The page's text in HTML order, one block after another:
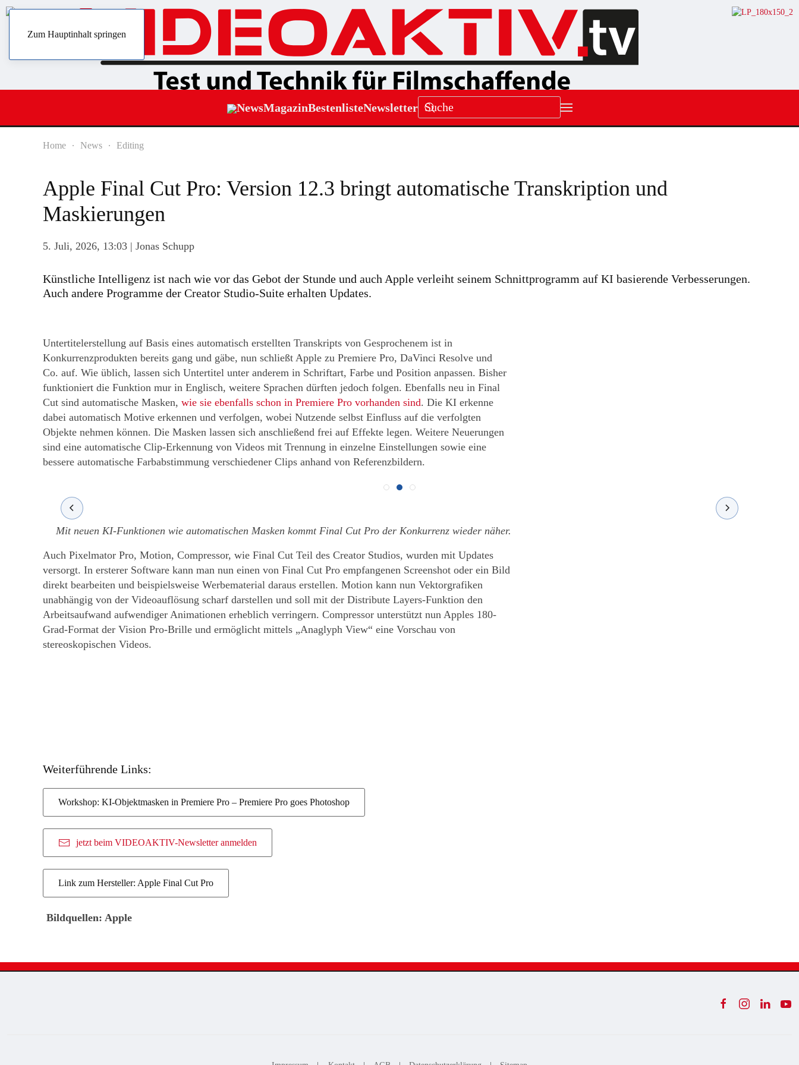
Zum Hauptinhalt springen
NewsMagazinBestenlisteNewsletter
Home News Editing
Apple Final Cut Pro: Version 12.3 bringt automatische Transkription und
Maskierungen
5. Juli, 2026, 13:03 | Jonas Schupp
Künstliche Intelligenz ist nach wie vor das Gebot der Stunde und auch Apple verleiht seinem Schnittprogramm auf KI basierende Verbesserungen.
Auch andere Programme der Creator Studio-Suite erhalten Updates.
Untertitelerstellung auf Basis eines automatisch erstellten Transkripts von Gesprochenem ist in
Konkurrenzprodukten bereits gang und gäbe, nun schließt Apple zu Premiere Pro, DaVinci Resolve und
Co. auf. Wie üblich, lassen sich Untertitel unter anderem in Schriftart, Farbe und Position anpassen. Bisher
funktioniert die Funktion mur in Englisch, weitere Sprachen dürften jedoch folgen. Ebenfalls neu in Final
Cut sind automatische Masken, wie sie ebenfalls schon in Premiere Pro vorhanden sind. Die KI erkenne
dabei automatisch Motive erkennen und verfolgen, wobei Nutzende selbst Einfluss auf die verfolgten
Objekte nehmen können. Die Masken lassen sich anschließend frei auf Effekte legen. Weitere Neuerungen
sind eine automatische Clip-Erkennung von Videos mit Trennung in einzelne Einstellungen sowie eine
bessere automatische Farbabstimmung verschiedener Clips anhand von Referenzbildern.
Mit neuen KI-Funktionen wie automatischen Masken kommt Final Cut Pro der Konkurrenz wieder näher.
Auch Pixelmator Pro, Motion, Compressor, wie Final Cut Teil des Creator Studios, wurden mit Updates
versorgt. In ersterer Software kann man nun einen von Final Cut Pro empfangenen Screenshot oder ein Bild
direkt bearbeiten und beispielsweise Werbematerial daraus erstellen. Motion kann nun Vektorgrafiken
unabhängig von der Videoauflösung scharf darstellen und soll mit der Distribute Layers-Funktion den
Arbeitsaufwand aufwendiger Animationen erheblich verringern. Compressor unterstützt nun Apples 180-
Grad-Format der Vision Pro-Brille und ermöglicht mittels „Anaglyph View“ eine Vorschau von
stereoskopischen Videos.
Weiterführende Links:
Workshop: KI-Objektmasken in Premiere Pro – Premiere Pro goes Photoshop
jetzt beim VIDEOAKTIV-Newsletter anmelden
Link zum Hersteller: Apple Final Cut Pro
Bildquellen: Apple